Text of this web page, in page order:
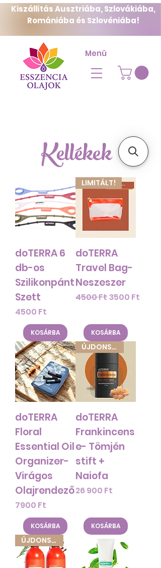
Kiszállítás Ausztriába, Szlovákiába,
Romániába és Szlovéniába!
Menü
Kellékek
doTERRA 6
db-os
Szilikonpánt
Szett
Ár
4500 Ft
KOSÁRBA
LIMITÁLT!
doTERRA
Travel Bag-
Neszeszer
Szokásos ár
4500 FtAkciós ár
3500 Ft
KOSÁRBA
doTERRA
Floral
Essential Oil
Organizer-
Virágos
Olajrendező
Ár
7900 Ft
KOSÁRBA
ÚJDONSÁG!
doTERRA
Frankincens
e- Tömjén
stift +
Naiofa
Ár
26 900 Ft
KOSÁRBA
ÚJDONSÁG!